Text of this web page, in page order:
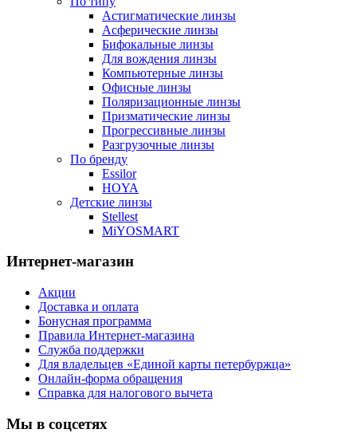
Астигматические линзы
Асферические линзы
Бифокальные линзы
Для вождения линзы
Компьютерные линзы
Офисные линзы
Поляризационные линзы
Призматические линзы
Прогрессивные линзы
Разгрузочные линзы
По бренду
Essilor
HOYA
Детские линзы
Stellest
MiYOSMART
Интернет-магазин
Акции
Доставка и оплата
Бонусная программа
Правила Интернет-магазина
Служба поддержки
Для владельцев «Единой карты петербуржца»
Онлайн-форма обращения
Справка для налогового вычета
Мы в соцсетях